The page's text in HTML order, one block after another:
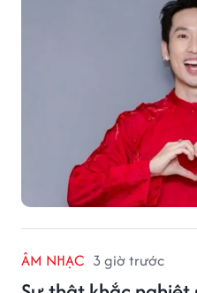
ÂM NHẠC 3 giờ trước